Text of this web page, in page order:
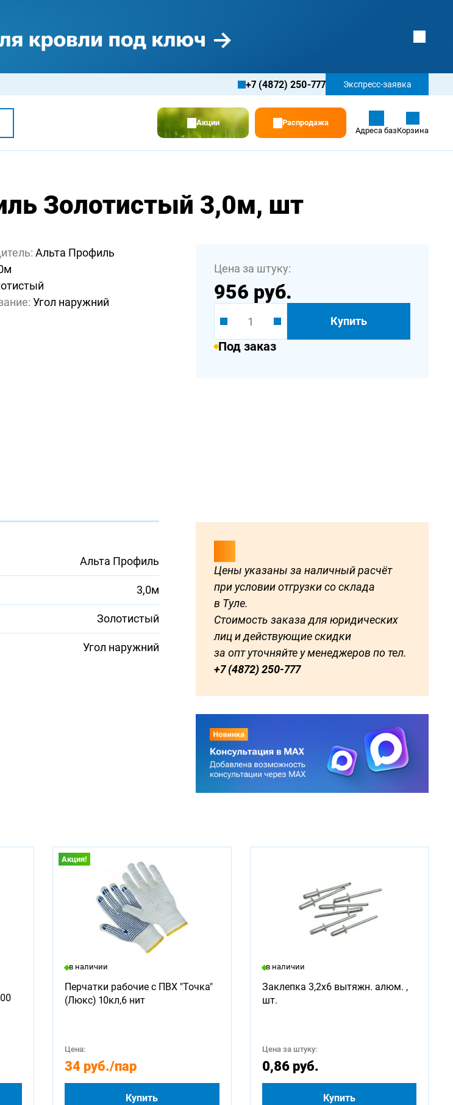
+7 (4872) 250-777 Экспресс-заявка
Акции
Распродажа
Адреса базКорзина
Золотистый 3,0м, шт
Альта Профиль
Угол наружний
Цена за штуку:
956 руб.
Купить
Под заказ
Альта Профиль
3,0м
Золотистый
Угол наружний
Цены указаны за наличный расчёт
при условии отгрузки со склада
в Туле.
Стоимость заказа для юридических
лиц и действующие скидки
за опт уточняйте у менеджеров по тел.
+7 (4872) 250-777
Акция!
в наличии
Перчатки рабочие с ПВХ "Точка"
(Люкс) 10кл,6 нит
Цена:
34 руб./пар
Купить
в наличии
Заклепка 3,2х6 вытяжн. алюм. ,
шт.
Цена за штуку:
0,86 руб.
Купить